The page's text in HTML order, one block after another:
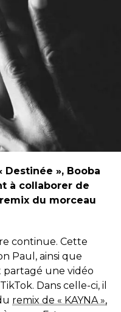
Destinée », Booba
à collaborer de
du morceau
continue. Cette
Paul, ainsi que
partagé une vidéo
Dans celle-ci, il
remix de « KAYNA »,